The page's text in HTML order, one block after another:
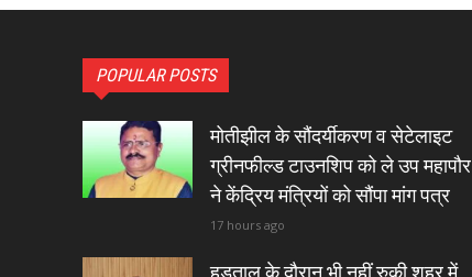
POPULAR POSTS
मोतीझील के सौंदर्यीकरण व सेटेलाइट
ग्रीनफील्ड टाउनशिप को ले उप महापौर
ने केंद्रिय मंत्रियों को सौंपा मांग पत्र
17 hours ago
हड़ताल के दौरान भी नहीं रुकी शहर में